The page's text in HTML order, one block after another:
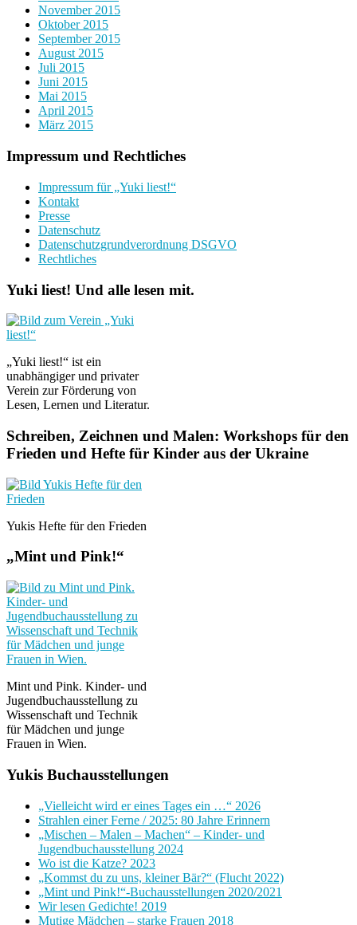
November 2015
Oktober 2015
September 2015
August 2015
Juli 2015
Juni 2015
Mai 2015
April 2015
März 2015
Impressum und Rechtliches
Impressum für „Yuki liest!“
Kontakt
Presse
Datenschutz
Datenschutzgrundverordnung DSGVO
Rechtliches
Yuki liest! Und alle lesen mit.
„Yuki liest!“ ist ein
unabhängiger und privater
Verein zur Förderung von
Lesen, Lernen und Literatur.
Schreiben, Zeichnen und Malen: Workshops für den
Frieden und Hefte für Kinder aus der Ukraine
Yukis Hefte für den Frieden
„Mint und Pink!“
Mint und Pink. Kinder- und
Jugendbuchausstellung zu
Wissenschaft und Technik
für Mädchen und junge
Frauen in Wien.
Yukis Buchausstellungen
„Vielleicht wird er eines Tages ein …“ 2026
Strahlen einer Ferne / 2025: 80 Jahre Erinnern
„Mischen – Malen – Machen“ – Kinder- und
Jugendbuchausstellung 2024
Wo ist die Katze? 2023
„Kommst du zu uns, kleiner Bär?“ (Flucht 2022)
„Mint und Pink!“-Buchausstellungen 2020/2021
Wir lesen Gedichte! 2019
Mutige Mädchen – starke Frauen 2018